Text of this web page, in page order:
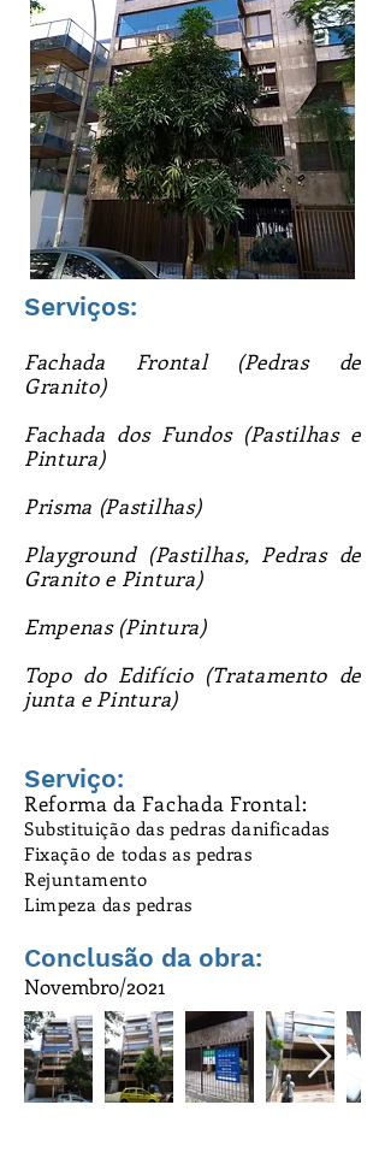
Serviços:
Fachada Frontal (Pedras de
Granito)
Fachada dos Fundos (Pastilhas e
Pintura)
Prisma (Pastilhas)
Playground (Pastilhas, Pedras de
Granito e Pintura)
Empenas (Pintura)
Topo do Edifício (Tratamento de
junta e Pintura)
Serviço:
Reforma da Fachada Frontal:
Substituição das pedras danificadas
Fixação de todas as pedras
Rejuntamento
Limpeza das pedras
Conclusão da obra:
Novembro/2021